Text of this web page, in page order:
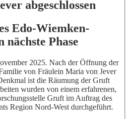
abgeschlossen
Edo-Wiemken-
nächste Phase
2025. Nach der Öffnung der
von Fräulein Maria von Jever
ist die Räumung der Gruft
wurden von einem erfahrenen,
Gruft im Auftrag des
Region Nord-West durchgeführt.